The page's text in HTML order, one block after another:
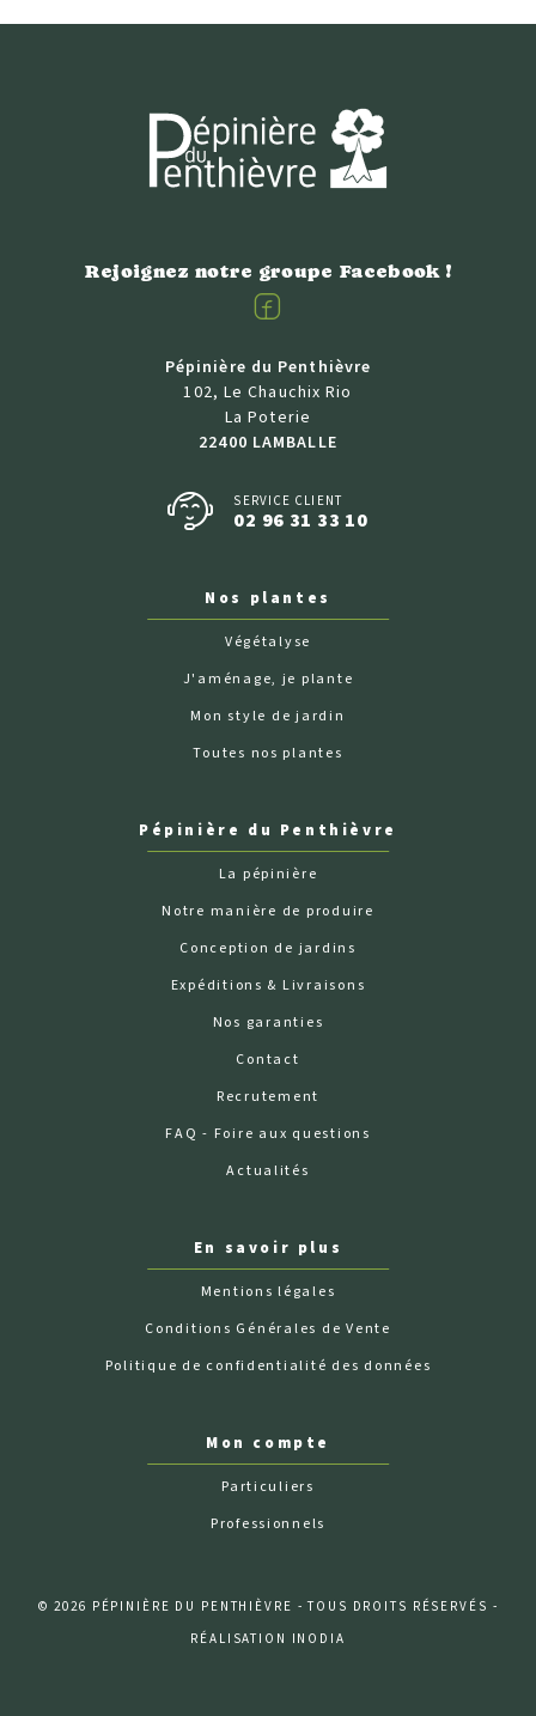
Rejoignez notre groupe Facebook !
Facebook
Pépinière du Penthièvre
102, Le Chauchix Rio
La Poterie
22400 LAMBALLE
SERVICE CLIENT
02 96 31 33 10
Nos plantes
Végétalyse
J'aménage, je plante
Mon style de jardin
Toutes nos plantes
Pépinière du Penthièvre
La pépinière
Notre manière de produire
Conception de jardins
Expéditions & Livraisons
Nos garanties
Contact
Recrutement
FAQ - Foire aux questions
Actualités
En savoir plus
Mentions légales
Conditions Générales de Vente
Politique de confidentialité des données
Mon compte
Particuliers
Professionnels
© 2026 PÉPINIÈRE DU PENTHIÈVRE - TOUS DROITS RÉSERVÉS -
RÉALISATION INODIA